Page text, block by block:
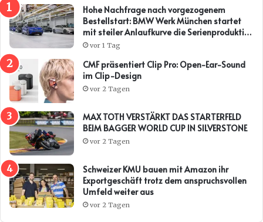
Hohe Nachfrage nach vorgezogenem
Bestellstart: BMW Werk München startet
mit steiler Anlaufkurve die Serienproduktion
des BMW i3*
vor 1 Tag
CMF präsentiert Clip Pro: Open-Ear-Sound
im Clip-Design
vor 2 Tagen
MAX TOTH VERSTÄRKT DAS STARTERFELD
BEIM BAGGER WORLD CUP IN SILVERSTONE
vor 2 Tagen
Schweizer KMU bauen mit Amazon ihr
Exportgeschäft trotz dem anspruchsvollen
Umfeld weiter aus
vor 2 Tagen